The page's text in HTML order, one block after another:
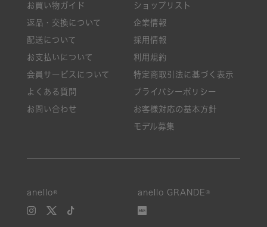
新着
お買い物ガイド
返品・交換について
配送について
お支払いについて
会員サービスについて
よくある質問
お問い合わせ
ショップリスト
企業情報
採用情報
利用規約
特定商取引法に基づく表示
プライバシーポリシー
お客様対応の基本方針
モデル募集
anello® anello GRANDE®